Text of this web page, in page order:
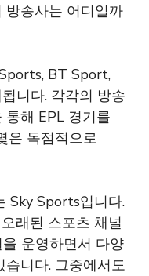
방송사는 어디일까
BT Sport,
니다. 각각의 방송
해 EPL 경기를
은 독점적으로
Sky Sports입니다.
래된 스포츠 채널
운영하면서 다양
니다. 그중에서도